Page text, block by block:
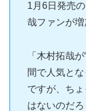
1月6日発売
哉ファンが増
「木村拓哉
間で人気と
ですが、ち
はないのだ